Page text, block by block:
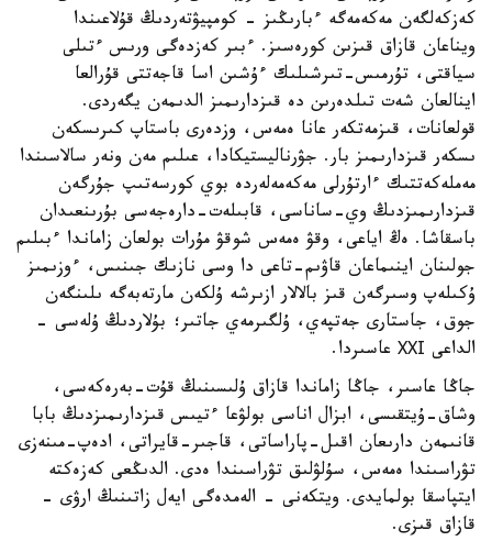
كەزكەلگەن مەكەمەگە ءبارىڭىز - كومپيۋتەردىڭ قۇلاعىندا
ويناعان قازاق قىزىن كورەسىز. ءبىر كەزدەگى ورىس ءتىلى
سياقتى، تۇرمىس-تىرشىلىك ءۇشىن اسا قاجەتتى قۇرالعا
اينالعان شەت تىلدەرىن دە قىزدارىمىز الدىمەن يگەردى.
قولعانات، قىزمەتكەر عانا ەمەس، وزدەرى باستاپ كىرىسكەن
ىسكەر قىزدارىمىز بار. جۋرناليستيكادا، عىلىم مەن ونەر سالاسىندا
مەملەكەتتىك ءارتۇرلى مەكەمەلەردە بوي كورسەتىپ جۇرگەن
قىزدارىمىزدىڭ وي-ساناسى، قابىلەت-دارەجەسى بۇرىنعىدان
باسقاشا. ەڭ اياعى، وقۋ ەمەس شوقۋ مۇرات بولعان زاماندا ءبىلىم
جولىنان اينىماعان قاۋىم-تاعى دا وسى نازىك جىنىس، ءوزىمىز
ۇكىلەپ وسىرگەن قىز بالالار ازىرشە ۇلكەن مارتەبەگە ىلىنگەن
جوق، جاستارى جەتپەي، ۇلگىرمەي جاتىر؛ بۇلاردىڭ ۇلەسى -
الداعى ХХІ عاسىردا.
جاڭا عاسىر، جاڭا زاماندا قازاق ۇلىسىنىڭ قۇت-بەرەكەسى،
وشاق-ۇيتقىسى، ابزال اناسى بولۋعا ءتيىس قىزدارىمىزدىڭ بابا
قانىمەن دارىعان اقىل-پاراساتى، قاجىر-قايراتى، ادەپ-مىنەزى
تۋراسىندا ەمەس، سۇلۋلىق تۋراسىندا ەدى. الدىڭعى كەزەكتە
ايتپاسقا بولمايدى. ويتكەنى - الەمدەگى ايەل زاتىنىڭ ارۋى -
قازاق قىزى.